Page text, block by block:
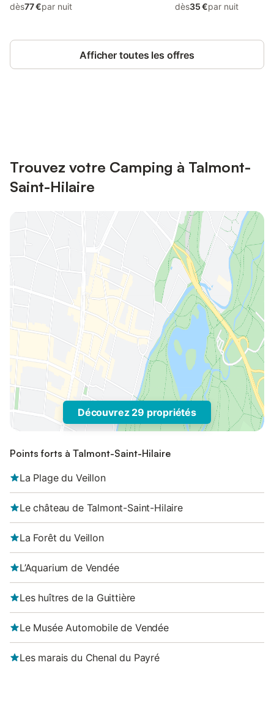
dès77 €par nuit
dès35 €par nuit
Afficher toutes les offres
Trouvez votre Camping à Talmont-
Saint-Hilaire
Découvrez 29 propriétés
Points forts à Talmont-Saint-Hilaire
La Plage du Veillon
Le château de Talmont-Saint-Hilaire
La Forêt du Veillon
L’Aquarium de Vendée
Les huîtres de la Guittière
Le Musée Automobile de Vendée
Les marais du Chenal du Payré